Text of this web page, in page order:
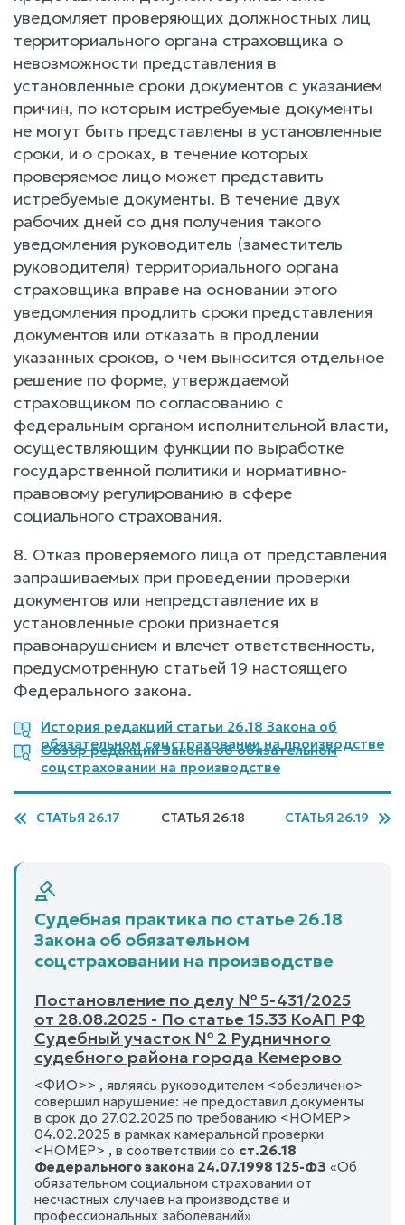
уведомляет проверяющих должностных лиц
территориального органа страховщика о
невозможности представления в
установленные сроки документов с указанием
причин, по которым истребуемые документы
не могут быть представлены в установленные
сроки, и о сроках, в течение которых
проверяемое лицо может представить
истребуемые документы. В течение двух
рабочих дней со дня получения такого
уведомления руководитель (заместитель
руководителя) территориального органа
страховщика вправе на основании этого
уведомления продлить сроки представления
документов или отказать в продлении
указанных сроков, о чем выносится отдельное
решение по форме, утверждаемой
страховщиком по согласованию с
федеральным органом исполнительной власти,
осуществляющим функции по выработке
государственной политики и нормативно-
правовому регулированию в сфере
социального страхования.
8. Отказ проверяемого лица от представления
запрашиваемых при проведении проверки
документов или непредставление их в
установленные сроки признается
правонарушением и влечет ответственность,
предусмотренную статьей 19 настоящего
Федерального закона.
История редакций статьи 26.18 Закона об
обязательном соцстраховании на производстве
Обзор редакций Закона об обязательном
соцстраховании на производстве
СТАТЬЯ 26.17 СТАТЬЯ 26.18 СТАТЬЯ 26.19
Судебная практика по статье 26.18
Закона об обязательном
соцстраховании на производстве
Постановление по делу № 5-431/2025
от 28.08.2025 - По статье 15.33 КоАП РФ
Судебный участок № 2 Рудничного
судебного района города Кемерово
<ФИО>> , являясь руководителем <обезличено>
совершил нарушение: не предоставил документы
в срок до 27.02.2025 по требованию <НОМЕР>
04.02.2025 в рамках камеральной проверки
<НОМЕР> , в соответствии со ст.26.18
Федерального закона 24.07.1998 125-ФЗ «Об
обязательном социальном страховании от
несчастных случаев на производстве и
профессиональных заболеваний»